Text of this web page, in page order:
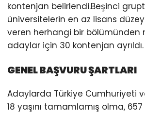
kontenjan belirlendi.Beşinci
üniversitelerin en az lisans
veren herhangi bir bölümünden
adaylar için 30 kontenjan ayrıldı.
GENEL BAŞVURU ŞARTLARI
Adaylarda Türkiye Cumhuriyeti
18 yaşını tamamlamış olma, 657